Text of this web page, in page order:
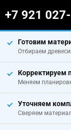
+7 921
Готовим
Отбираем
Корректируем
Меняем
Уточняем
Сверяем